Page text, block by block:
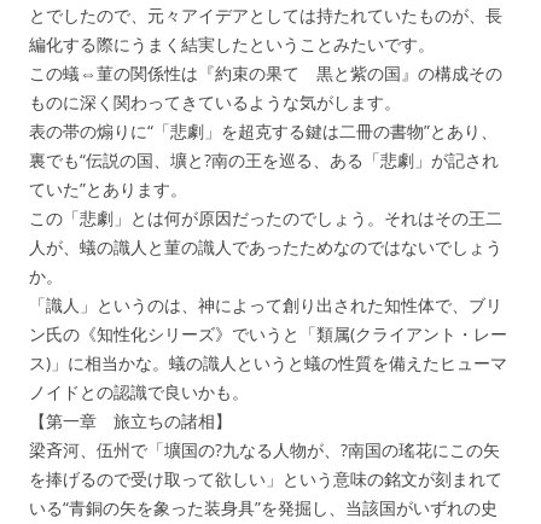
とでしたので、元々アイデアとしては持たれていたものが、長
編化する際にうまく結実したということみたいです。
この蟻⇔菫の関係性は『約束の果て 黒と紫の国』の構成その
ものに深く関わってきているような気がします。
表の帯の煽りに“「悲劇」を超克する鍵は二冊の書物”とあり、
裏でも“伝説の国、壙と?南の王を巡る、ある「悲劇」が記され
ていた”とあります。
この「悲劇」とは何が原因だったのでしょう。それはその王二
人が、蟻の識人と菫の識人であったためなのではないでしょう
か。
「識人」というのは、神によって創り出された知性体で、ブリ
ン氏の《知性化シリーズ》でいうと「類属(クライアント・レー
ス)」に相当かな。蟻の識人というと蟻の性質を備えたヒューマ
ノイドとの認識で良いかも。
【第一章 旅立ちの諸相】
梁斉河、伍州で「壙国の?九なる人物が、?南国の瑤花にこの矢
を捧げるので受け取って欲しい」という意味の銘文が刻まれて
いる“青銅の矢を象った装身具”を発掘し、当該国がいずれの史